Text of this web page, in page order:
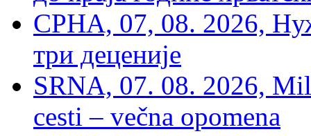
СРНА, 07, 08. 2026,
три деценије
SRNA, 07. 08. 2026,
cesti – večna opomena